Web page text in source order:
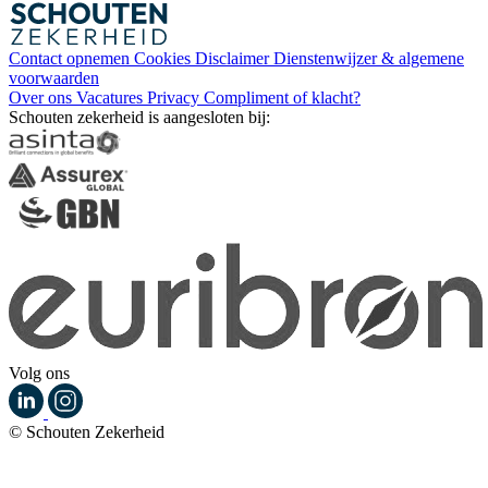
Contact opnemen Cookies DisclaimerDienstenwijzer & algemene
voorwaarden
Over ons Vacatures Privacy Compliment of klacht?
Schouten zekerheid is aangesloten bij:
Volg ons
© Schouten Zekerheid